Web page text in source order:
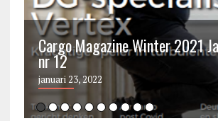
Cargo Magazine Winter 2021
nr 12
januari 23, 2022